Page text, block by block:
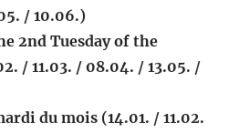
/ 10.06.)
2nd Tuesday of the
/ 11.03. / 08.04. / 13.05. /
du mois (14.01. / 11.02.